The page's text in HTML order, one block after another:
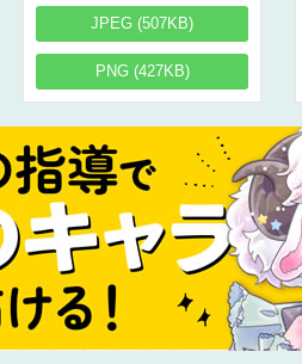
JPEG (507KB)
PNG (427KB)